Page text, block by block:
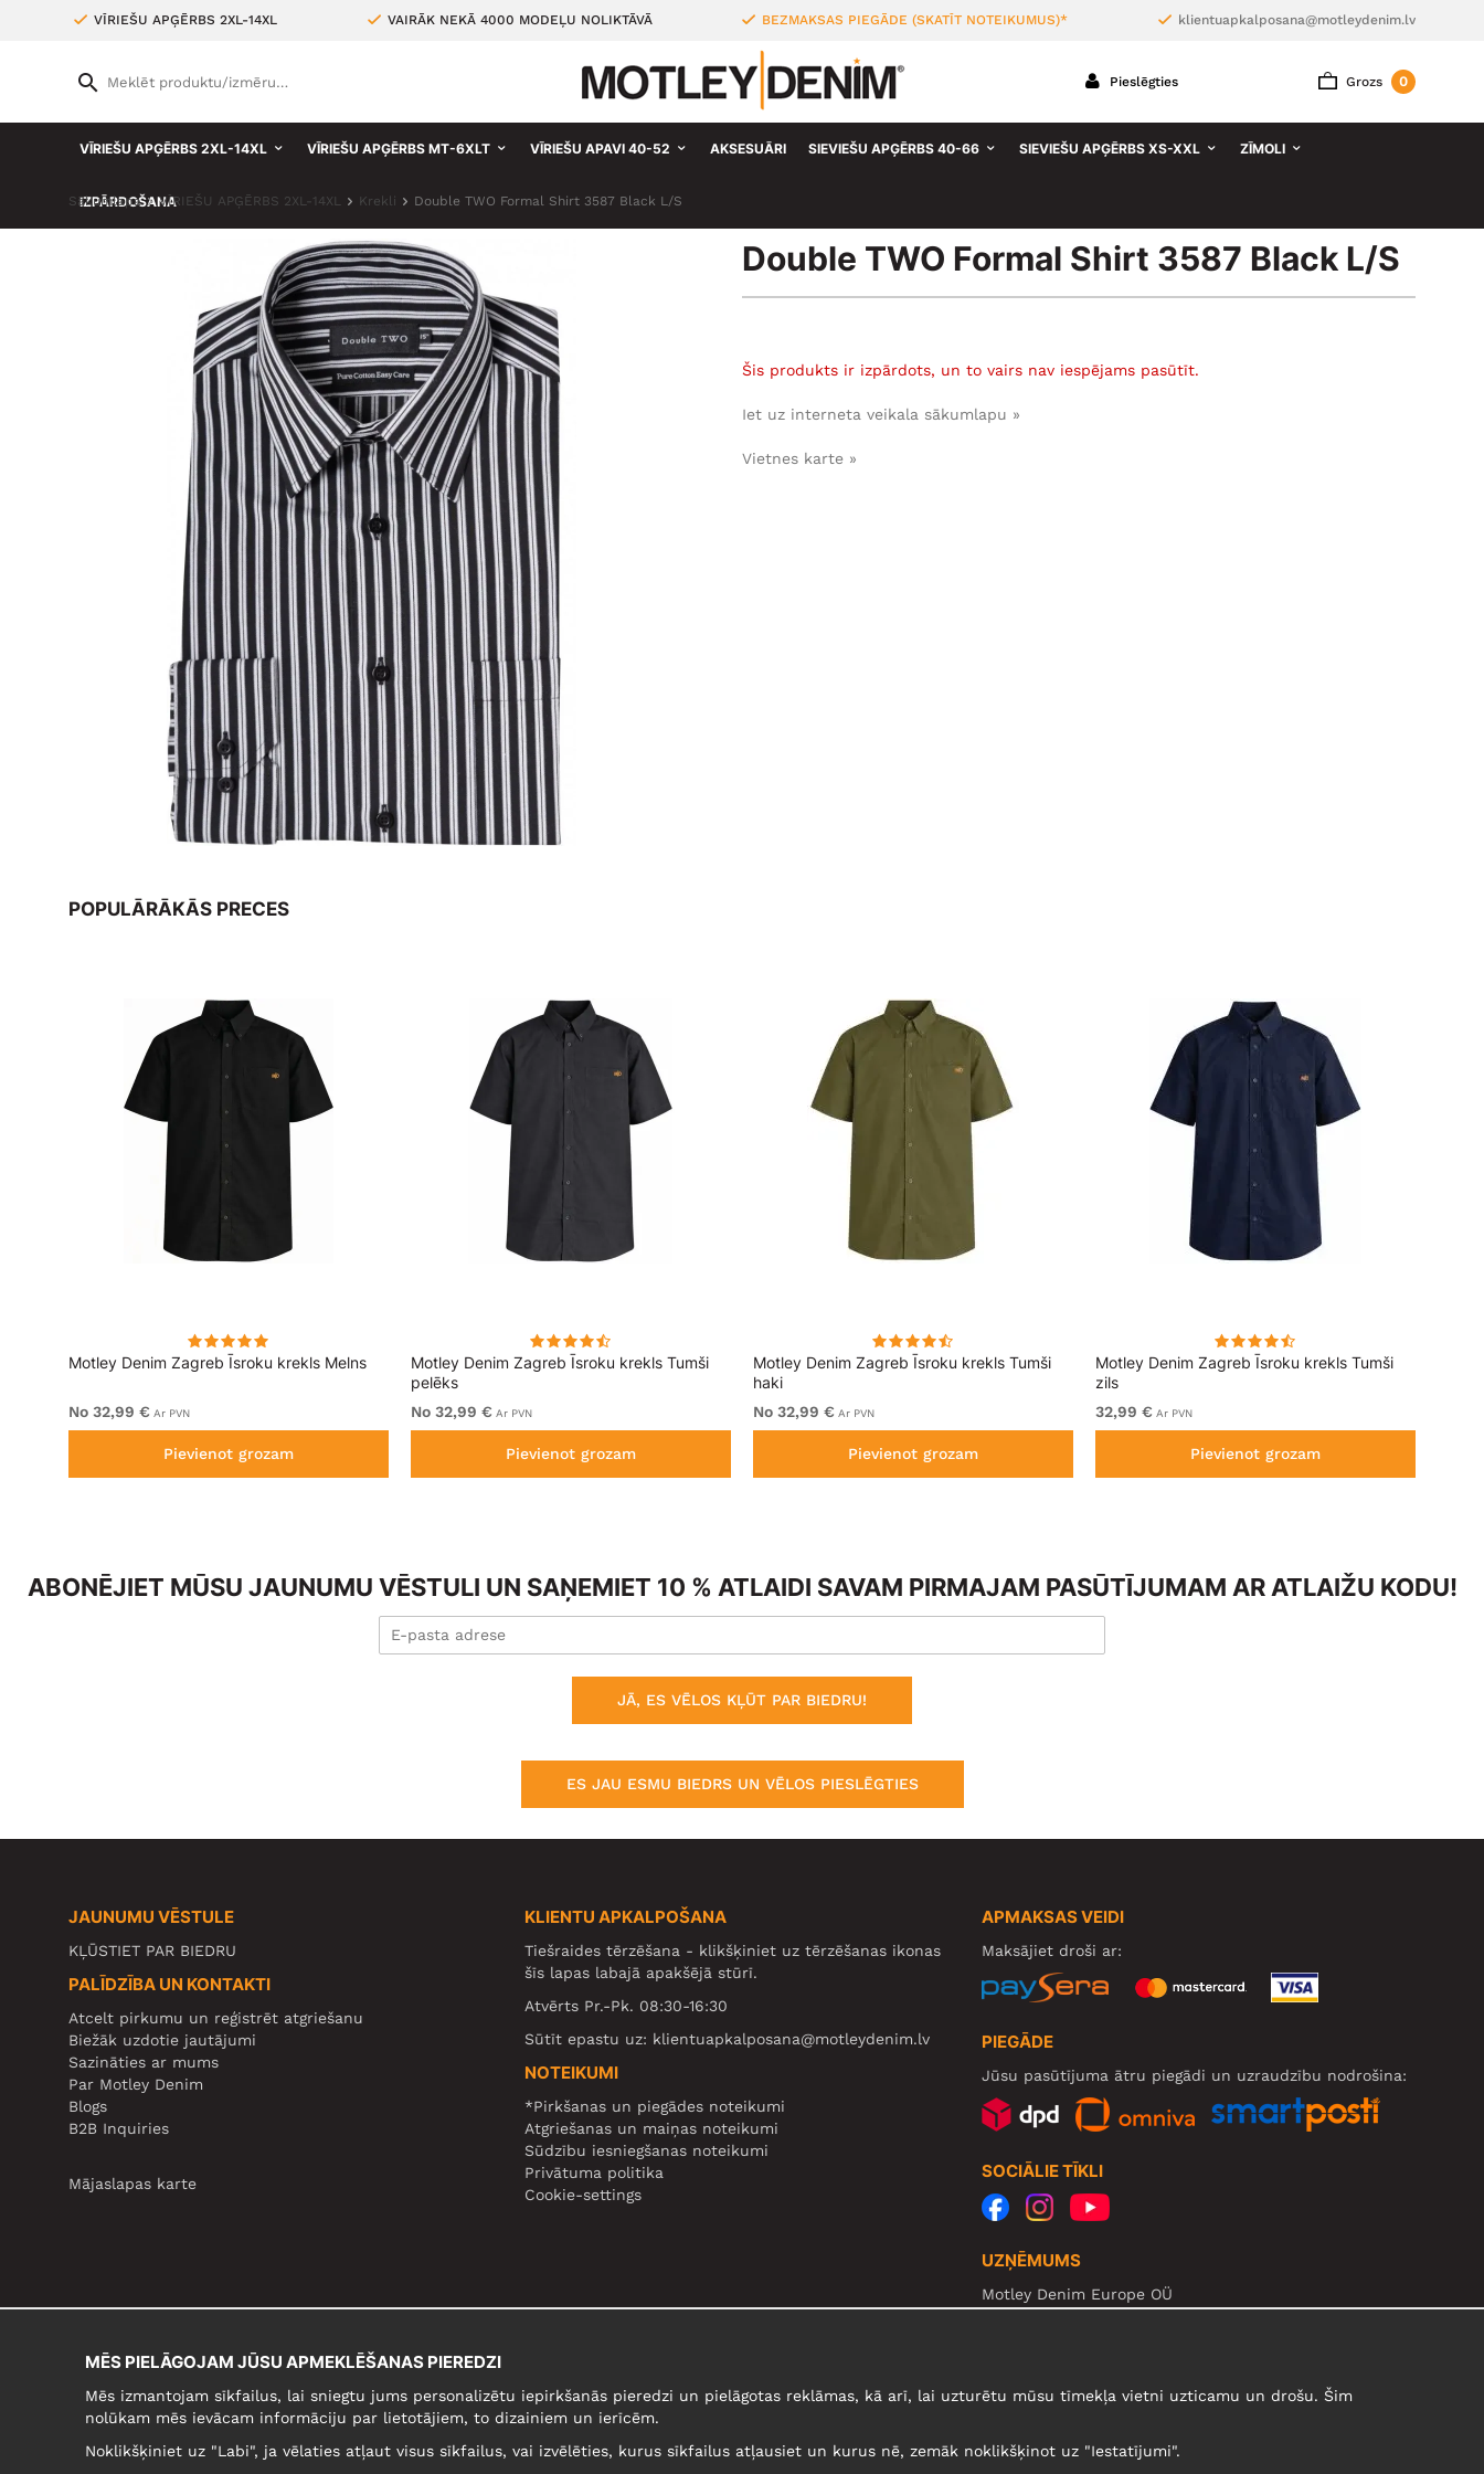
VĪRIEŠU APĢĒRBS 2XL-14XL VAIRĀK NEKĀ 4000 MODEĻU NOLIKTĀVĀ BEZMAKSAS PIEGĀDE (SKATĪT NOTEIKUMUS)* klientuapkalposana@motleydenim.lv
Grozs 0
Pieslēgties
VĪRIEŠU APĢĒRBS 2XL-14XL VĪRIEŠU APĢĒRBS MT-6XLT VĪRIEŠU APAVI 40-52 AKSESUĀRI SIEVIEŠU APĢĒRBS 40-66 SIEVIEŠU APĢĒRBS XS-XXL ZĪMOLI
IZPĀRDOŠANA
Sākumlapa VĪRIEŠU APĢĒRBS 2XL-14XL Krekli Double TWO Formal Shirt 3587 Black L/S
Double TWO Formal Shirt 3587 Black L/S
Šis produkts ir izpārdots, un to vairs nav iespējams pasūtīt.
Iet uz interneta veikala sākumlapu »
Vietnes karte »
POPULĀRĀKĀS PRECES
Motley Denim Zagreb Īsroku krekls Melns
No 32,99 € Ar PVN
Pievienot grozam
Motley Denim Zagreb Īsroku krekls Tumši
pelēks
No 32,99 € Ar PVN
Pievienot grozam
Motley Denim Zagreb Īsroku krekls Tumši
haki
No 32,99 € Ar PVN
Pievienot grozam
Motley Denim Zagreb Īsroku krekls Tumši
zils
32,99 € Ar PVN
Pievienot grozam
ABONĒJIET MŪSU JAUNUMU VĒSTULI UN SAŅEMIET 10 % ATLAIDI SAVAM PIRMAJAM PASŪTĪJUMAM AR ATLAIŽU KODU!
JĀ, ES VĒLOS KĻŪT PAR BIEDRU!
ES JAU ESMU BIEDRS UN VĒLOS PIESLĒGTIES
JAUNUMU VĒSTULE
KĻŪSTIET PAR BIEDRU
PALĪDZĪBA UN KONTAKTI
Atcelt pirkumu un reģistrēt atgriešanu
Biežāk uzdotie jautājumi
Sazināties ar mums
Par Motley Denim
Blogs
B2B Inquiries
Mājaslapas karte
KLIENTU APKALPOŠANA
Tiešraides tērzēšana - klikšķiniet uz tērzēšanas ikonas
šīs lapas labajā apakšējā stūrī.
Atvērts Pr.-Pk. 08:30-16:30
Sūtīt epastu uz: klientuapkalposana@motleydenim.lv
NOTEIKUMI
*Pirkšanas un piegādes noteikumi
Atgriešanas un maiņas noteikumi
Sūdzību iesniegšanas noteikumi
Privātuma politika
Cookie-settings
APMAKSAS VEIDI
Maksājiet droši ar:
PIEGĀDE
Jūsu pasūtījuma ātru piegādi un uzraudzību nodrošina:
SOCIĀLIE TĪKLI
UZŅĒMUMS
Motley Denim Europe OÜ
MĒS PIELĀGOJAM JŪSU APMEKLĒŠANAS PIEREDZI
Mēs izmantojam sīkfailus, lai sniegtu jums personalizētu iepirkšanās pieredzi un pielāgotas reklāmas, kā arī, lai uzturētu mūsu tīmekļa vietni uzticamu un drošu. Šim
nolūkam mēs ievācam informāciju par lietotājiem, to dizainiem un ierīcēm.
Noklikšķiniet uz "Labi", ja vēlaties atļaut visus sīkfailus, vai izvēlēties, kurus sīkfailus atļausiet un kurus nē, zemāk noklikšķinot uz "Iestatījumi".